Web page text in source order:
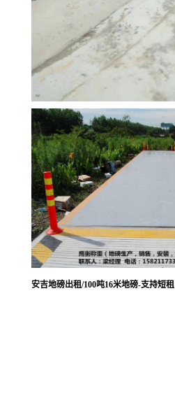
安吉地磅出租/100吨16米地磅-支持短租